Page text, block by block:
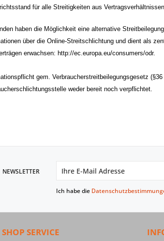
für alle Streitigkeiten aus
haben die Möglichkeit eine alternative
über die Online-Streitschlichtung und dient als
erwachsen: http://ec.europa.eu/consumers/odr.
gem. Verbraucherstreitbeilegungsgesetz
weder bereit noch verpflichtet.
NEWSLETTER
Ich habe die
SHOP SERVICE